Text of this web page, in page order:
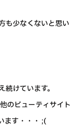
少なくないと思い
けています。
のビューティサイト
ます・・・ ;(